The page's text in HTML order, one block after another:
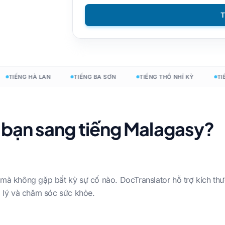
EPUB sang PDF
Tiếng Ukraina
Ireland
Phần Lan
Người Hungary
Tất cả 120+ ngôn ngữ →
Bắt đầu miễn
TIẾNG HÀ LAN TIẾNG BA SƠN TIẾNG THỔ NHĨ KỲ
sang tiếng Malagasy?
không gặp bất kỳ sự cố nào. DocTranslator hỗ trợ kích
và chăm sóc sức khỏe.